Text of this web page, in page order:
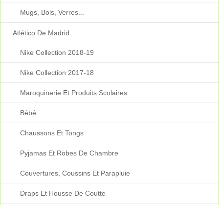
Mugs, Bols, Verres...
Atlético De Madrid
Nike Collection 2018-19
Nike Collection 2017-18
Maroquinerie Et Produits Scolaires.
Bébé
Chaussons Et Tongs
Pyjamas Et Robes De Chambre
Couvertures, Coussins Et Parapluie
Draps Et Housse De Coutte